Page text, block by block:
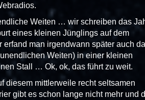
Weiten … wir schreiben das
eines kleinen Jünglings auf dem
erfand man irgendwann später auch
Weiten) in einer kleinen
Stall … Ok, ok, das führt zu weit.
diesem mittlerweile recht seltsamen
gibt es schon lange nicht mehr und